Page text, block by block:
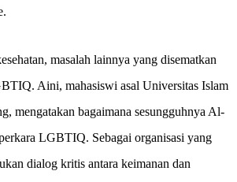
masalah lainnya yang disematkan
Aini, mahasiswi asal Universitas Islam
mengatakan bagaimana sesungguhnya Al-
LGBTIQ. Sebagai organisasi yang
dialog kritis antara keimanan dan